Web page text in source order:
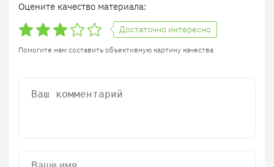
Оцените качество материала:
Достаточно интересно
Помогите нам составить объективную картину качества